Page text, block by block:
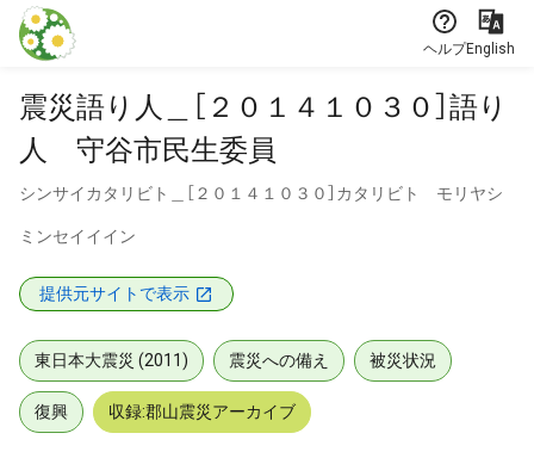
本文に飛ぶ
ヘルプEnglish
震災語り人＿［２０１４１０３０］語り
人 守谷市民生委員
シンサイカタリビト＿［２０１４１０３０］カタリビト モリヤシ
ミンセイイイン
提供元サイトで表示
東日本大震災 (2011) 震災への備え 被災状況
復興 収録:郡山震災アーカイブ